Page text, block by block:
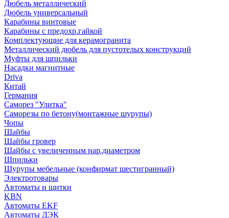
Дюбель металлический
Дюбель универсальный
Карабины винтовые
Карабины с предохр.гайкой
Комплектующие для керамогранита
Металлический дюбель для пустотелых конструкций
Муфты для шпильки
Насадки магнитные
Driva
Китай
Германия
Саморез "Улитка"
Саморезы по бетону(монтажные шурупы)
Чопы
Шайбы
Шайбы гровер
Шайбы с увеличенным нар.диаметром
Шпильки
Шурупы мебельные (конфирмат шестигранный)
Электротовары
Автоматы и щитки
KBN
Автоматы EKF
Автоматы ДЭК